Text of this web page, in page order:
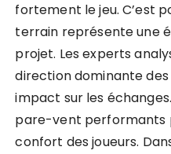
fortement le jeu. C’est
terrain représente une
projet. Les experts
direction dominante
impact sur les
pare-vent performants
confort des joueurs.